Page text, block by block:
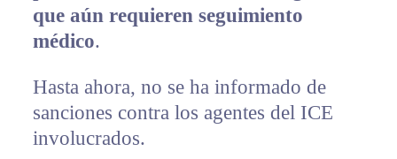
que aún requieren seguimiento
médico.
Hasta ahora, no se ha informado de
sanciones contra los agentes del ICE
involucrados.